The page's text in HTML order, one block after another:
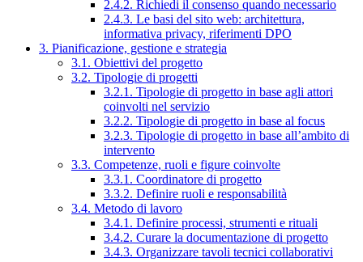
2.4.2. Richiedi il consenso quando necessario
2.4.3. Le basi del sito web: architettura,
informativa privacy, riferimenti DPO
3. Pianificazione, gestione e strategia
3.1. Obiettivi del progetto
3.2. Tipologie di progetti
3.2.1. Tipologie di progetto in base agli attori
coinvolti nel servizio
3.2.2. Tipologie di progetto in base al focus
3.2.3. Tipologie di progetto in base all’ambito di
intervento
3.3. Competenze, ruoli e figure coinvolte
3.3.1. Coordinatore di progetto
3.3.2. Definire ruoli e responsabilità
3.4. Metodo di lavoro
3.4.1. Definire processi, strumenti e rituali
3.4.2. Curare la documentazione di progetto
3.4.3. Organizzare tavoli tecnici collaborativi